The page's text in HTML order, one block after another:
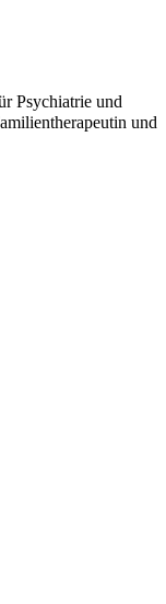
Psychiatrie und
und